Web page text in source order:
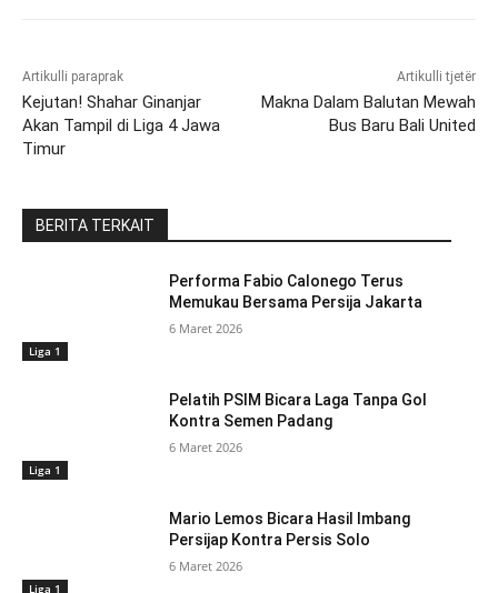
Artikulli paraprak
Kejutan! Shahar Ginanjar
Akan Tampil di Liga 4 Jawa
Timur
Artikulli tjetër
Makna Dalam Balutan Mewah
Bus Baru Bali United
BERITA TERKAIT
Liga 1
Performa Fabio Calonego Terus
Memukau Bersama Persija Jakarta
6 Maret 2026
Liga 1
Pelatih PSIM Bicara Laga Tanpa Gol
Kontra Semen Padang
6 Maret 2026
Liga 1
Mario Lemos Bicara Hasil Imbang
Persijap Kontra Persis Solo
6 Maret 2026